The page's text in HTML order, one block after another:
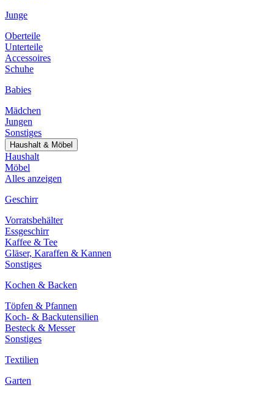
Junge
Oberteile
Unterteile
Accessoires
Schuhe
Babies
Mädchen
Jungen
Sonstiges
Haushalt & Möbel
Haushalt
Möbel
Alles anzeigen
Geschirr
Vorratsbehälter
Essgeschirr
Kaffee & Tee
Gläser, Karaffen & Kannen
Sonstiges
Kochen & Backen
Töpfen & Pfannen
Koch- & Backutensilien
Besteck & Messer
Sonstiges
Textilien
Garten